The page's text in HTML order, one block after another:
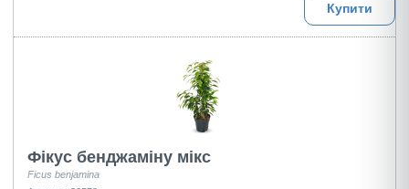
Купити
Фікус бенджаміну мікс
Ficus benjamina